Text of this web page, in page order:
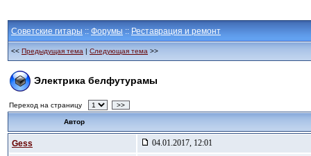
Советские гитары :: Форумы :: Реставрация и ремонт
<< Предыдущая тема | Следующая тема >>
Электрика белфутурамы
Переход на страницу >>
Автор
Gess 04.01.2017, 12:01